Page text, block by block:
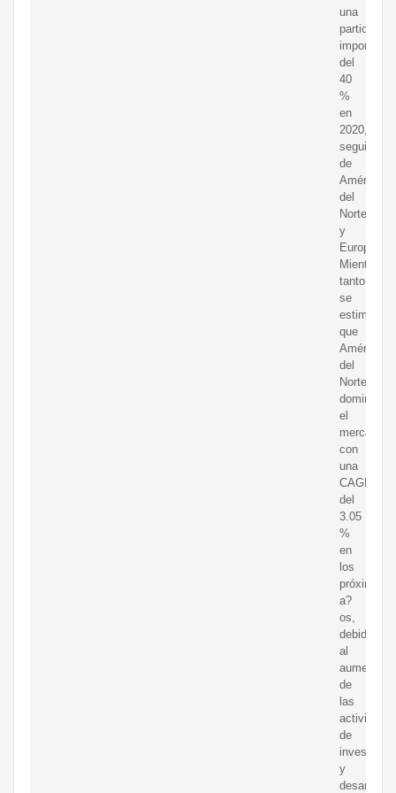
una
importante
del
40
%
en
2020,
seguida
de
América
del
Norte
y
Europa.
Mientras
tanto,
se
estima
que
América
del
Norte
dominará
el
mercado
con
una
CAGR
del
3.05
%
en
los
próximos
a?
os,
debido
al
aumento
de
las
de
y
desarrollo